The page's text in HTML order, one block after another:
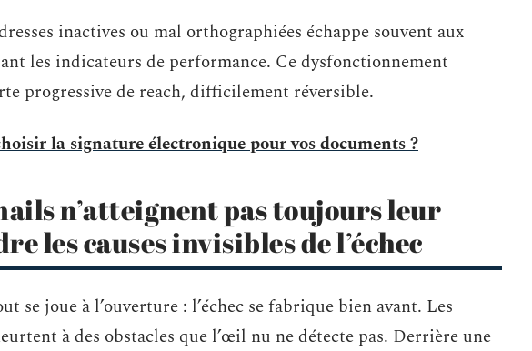
inactives ou mal orthographiées échappe souvent aux
les indicateurs de performance. Ce dysfonctionnement
progressive de reach, difficilement réversible.
la signature électronique pour vos documents ?
n’atteignent pas toujours leur
les causes invisibles de l’échec
se joue à l’ouverture : l’échec se fabrique bien avant. Les
à des obstacles que l’œil nu ne détecte pas. Derrière une